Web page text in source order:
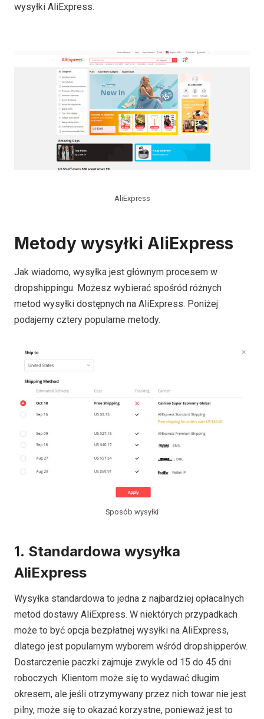
wysyłki AliExpress.
AliExpress
Metody wysyłki AliExpress
Jak wiadomo, wysyłka jest głównym procesem w
dropshippingu. Możesz wybierać spośród różnych
metod wysyłki dostępnych na AliExpress. Poniżej
podajemy cztery popularne metody.
Sposób wysyłki
1. Standardowa wysyłka
AliExpress
Wysyłka standardowa to jedna z najbardziej opłacalnych
metod dostawy AliExpress. W niektórych przypadkach
może to być opcja bezpłatnej wysyłki na AliExpress,
dlatego jest popularnym wyborem wśród dropshipperów.
Dostarczenie paczki zajmuje zwykle od 15 do 45 dni
roboczych. Klientom może się to wydawać długim
okresem, ale jeśli otrzymywany przez nich towar nie jest
pilny, może się to okazać korzystne, ponieważ jest to